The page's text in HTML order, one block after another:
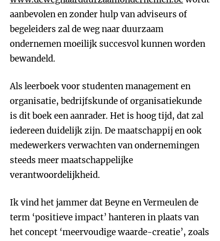
aanbevolen en zonder hulp van adviseurs of
begeleiders zal de weg naar duurzaam
ondernemen moeilijk succesvol kunnen worden
bewandeld.
Als leerboek voor studenten management en
organisatie, bedrijfskunde of organisatiekunde
is dit boek een aanrader. Het is hoog tijd, dat zal
iedereen duidelijk zijn. De maatschappij en ook
medewerkers verwachten van ondernemingen
steeds meer maatschappelijke
verantwoordelijkheid.
Ik vind het jammer dat Beyne en Vermeulen de
term ‘positieve impact’ hanteren in plaats van
het concept ‘meervoudige waarde-creatie’, zoals